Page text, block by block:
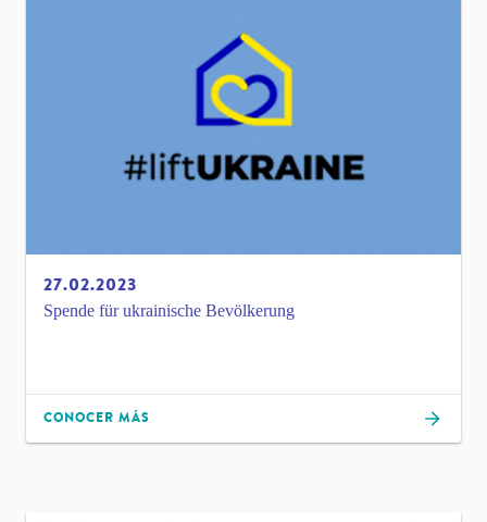
27.02.2023
Spende für ukrainische Bevölkerung
CONOCER MÁS